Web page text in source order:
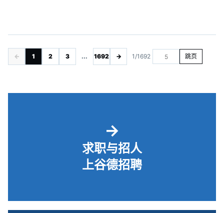
← 1 2 3 ... 1692 → 1/1692 跳页
→
求职与招人
上谷德招聘